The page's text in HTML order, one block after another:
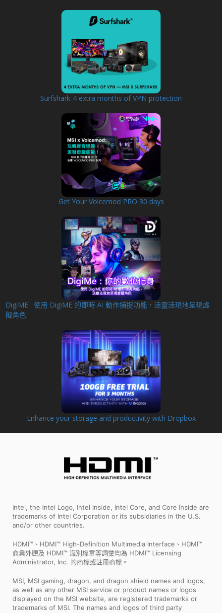
Surfshark-4 extra months of VPN protection
Get Your Voicemod PRO 30 days
DigiME : 使用 DigiME 的即時 AI 動作捕捉功能，活靈活現地呈現虛
擬角色
Enhance your storage and productivity with Dropbox
Intel, the Intel Logo, Intel Inside, Intel Core, and Core Inside are
trademarks of Intel Corporation or its subsidiaries in the U.S.
and/or other countries.
HDMI™、HDMI™ High-Definition Multimedia Interface、HDMI™
商業外觀及 HDMI™ 識別標章等詞彙均為 HDMI™ Licensing
Administrator, Inc. 的商標或註冊商標。
MSI, MSI gaming, dragon, and dragon shield names and logos,
as well as any other MSI service or product names or logos
displayed on the MSI website, are registered trademarks or
trademarks of MSI. The names and logos of third party